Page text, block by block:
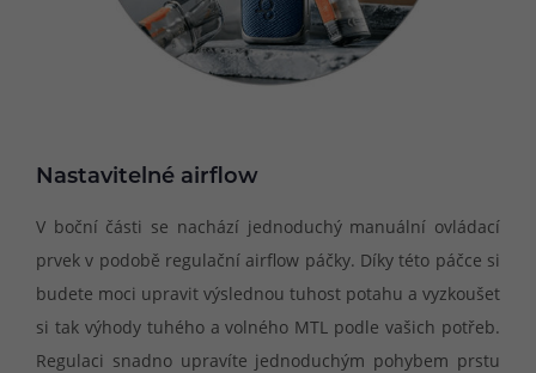
Nastavitelné airflow
V boční části se nachází jednoduchý manuální ovládací
prvek v podobě regulační airflow páčky. Díky této páčce si
budete moci upravit výslednou tuhost potahu a vyzkoušet
si tak výhody tuhého a volného MTL podle vašich potřeb.
Regulaci snadno upravíte jednoduchým pohybem prstu